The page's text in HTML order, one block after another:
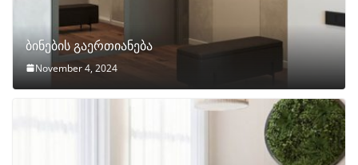
ბინების გაერთიანება
November 4, 2024